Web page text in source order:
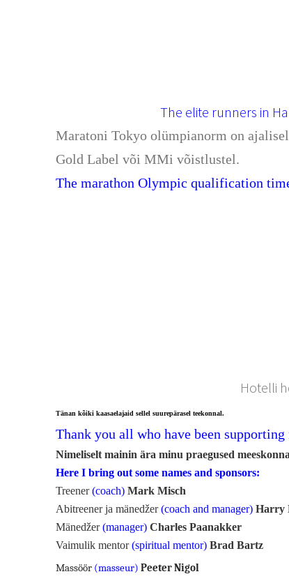
The elite runners in
Maratoni Tokyo olümpianorm on
Gold Label või MMi võistlustel.
The marathon Olympic qualification
Hotelli
Tänan kõiki kaasaelajaid sellel suurepärasel teekonnal.
Thank you all who have been
Nimeliselt mainin ära minu praegused
Here I bring out some names and sponsors:
Treener(coach) Mark Misch
Abitreener ja mänedžer(coach and manager) Harry
Mänedžer(manager) Charles Paanakker
Vaimulik mentor(spiritual mentor) Brad Bartz
Massöör (masseur) Peeter Nigol